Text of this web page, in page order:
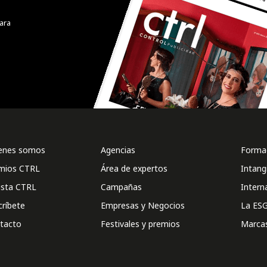
somos
CTRL
CTRL
Agencias
Área de expertos
Campañas
Empresas y Negocios
Festivales y premios
La